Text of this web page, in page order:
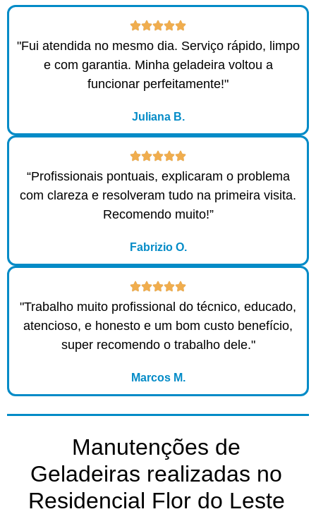
"Fui atendida no mesmo dia. Serviço rápido, limpo
e com garantia. Minha geladeira voltou a
funcionar perfeitamente!"
Juliana B.
“Profissionais pontuais, explicaram o problema
com clareza e resolveram tudo na primeira visita.
Recomendo muito!”
Fabrizio O.
"Trabalho muito profissional do técnico, educado,
atencioso, e honesto e um bom custo benefício,
super recomendo o trabalho dele."
Marcos M.
Manutenções de
Geladeiras realizadas no
Residencial Flor do Leste​